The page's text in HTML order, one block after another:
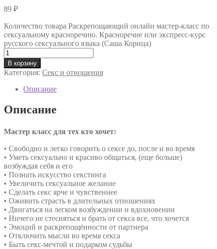
89 ₽
Количество товара Раскрепощающий онлайн мастер-класс по
сексуальному красноречию. Красноречие или экспресс-курс
русского сексуального языка (Саша Корица)
В корзину
Категория: Секс и отношения
Описание
Описание
Мастер класс для тех кто хочет:
• Свободно и легко говорить о сексе до, после и во время
• Уметь сексуально и красиво общаться, (еще больше)
возбуждая себя и его
• Познать искусство секстинга
• Увеличить сексуальное желание
• Сделать секс ярче и чувственнее
• Оживить страсть в длительных отношениях
• Двигаться на легком возбуждении и вдохновении
• Ничего не стесняться и брать от секса все, что хочется
• Эмоций и раскрепощённости от партнера
• Отключить мысли во время секса
• Быть секс-мечтой и подарком судьбы